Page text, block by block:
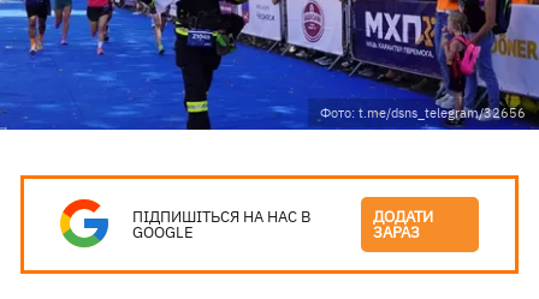
Фото: t.me/dsns_telegram/32656
ПІДПИШІТЬСЯ НА НАС В
GOOGLE
ДОДАТИ
ЗАРАЗ